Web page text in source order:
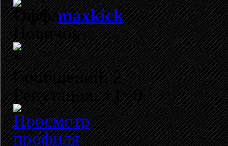
maxkick
Новичок
Сообщений: 2
Репутация: +1/-0